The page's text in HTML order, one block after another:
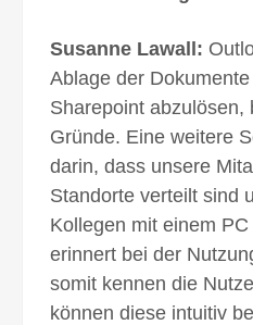
Susanne Lawall:
Ablage der
Sharepoint abzulösen,
Gründe. Eine weitere
darin, dass unsere
Standorte verteilt sind
Kollegen mit einem
erinnert bei der
somit kennen die
können diese intuitiv